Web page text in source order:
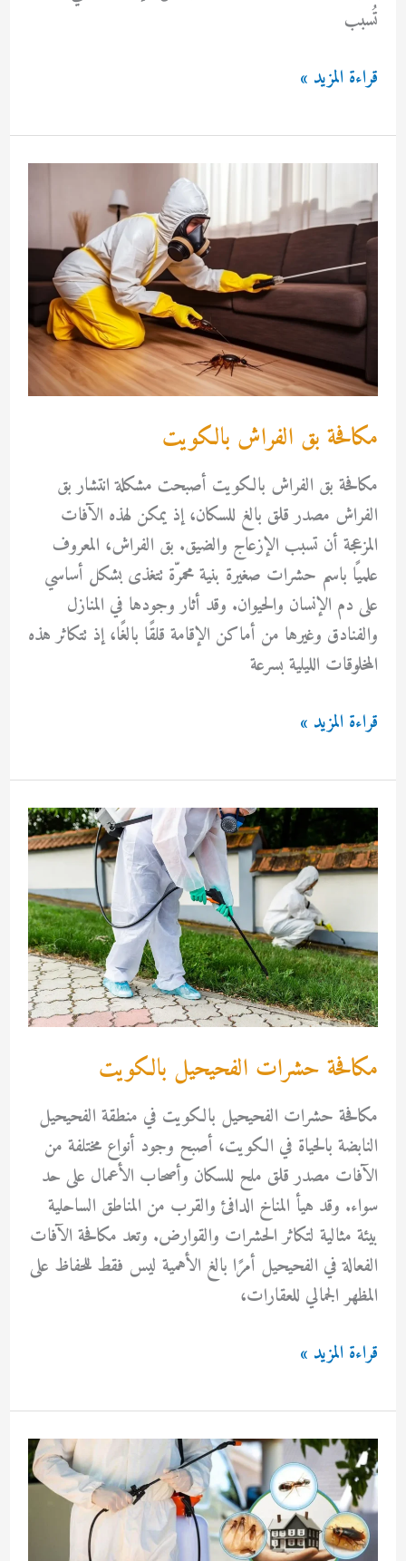
تُسبب
مكافحة
والقوارض
بالكويت
قراءة المزيد »
مكافحة بق الفراش بالكويت
مكافحة بق الفراش بالكويت أصبحت مشكلة انتشار بق
الفراش مصدر قلق بالغ للسكان، إذ يمكن لهذه الآفات
المزعجة أن تسبب الإزعاج والضيق. بق الفراش، المعروف
علميًا باسم حشرات صغيرة بنية محمرّة تتغذى بشكل أساسي
على دم الإنسان والحيوان. وقد أثار وجودها في المنازل
والفنادق وغيرها من أماكن الإقامة قلقًا بالغًا، إذ تتكاثر هذه
المخلوقات الليلية بسرعة
مكافحة
الفراش
بالكويت
قراءة المزيد »
مكافحة حشرات الفحيحيل بالكويت
مكافحة حشرات الفحيحيل بالكويت في منطقة الفحيحيل
النابضة بالحياة في الكويت، أصبح وجود أنواع مختلفة من
الآفات مصدر قلق ملح للسكان وأصحاب الأعمال على حد
سواء. وقد هيأ المناخ الدافئ والقرب من المناطق الساحلية
بيئة مثالية لتكاثر الحشرات والقوارض. وتعد مكافحة الآفات
الفعالة في الفحيحيل أمرًا بالغ الأهمية ليس فقط للحفاظ على
المظهر الجمالي للعقارات،
مكافحة
الفحيحيل
بالكويت
قراءة المزيد »